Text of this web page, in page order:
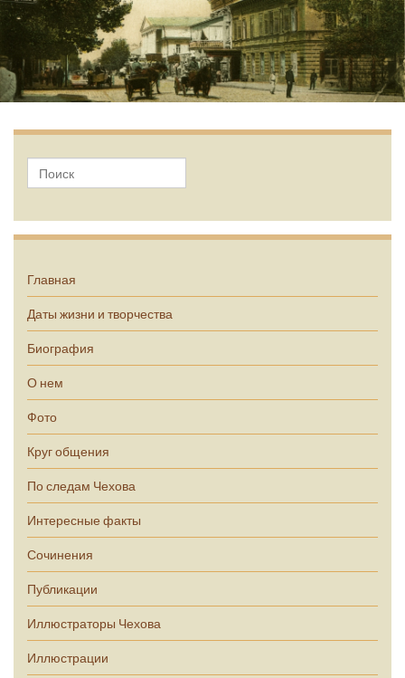
Главная
Даты жизни и творчества
Биография
О нем
Фото
Круг общения
По следам Чехова
Интересные факты
Сочинения
Публикации
Иллюстраторы Чехова
Иллюстрации